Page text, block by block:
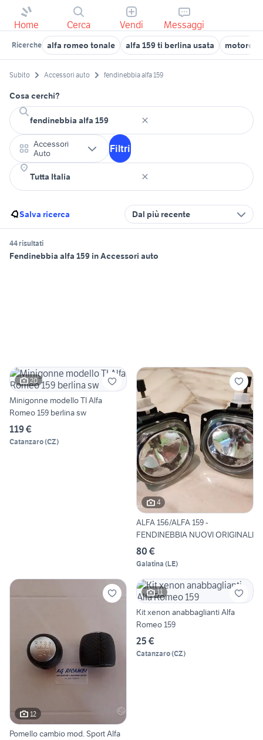
Home Cerca Vendi Messaggi
Ricerche alfa romeo tonale alfa 159 ti berlina usata motore
Subito Accessori auto fendinebbia alfa 159
Cosa cerchi?
Accessori
Auto
Filtri
Salva ricerca Dal più recente
44 risultati
Fendinebbia alfa 159 in Accessori auto
20
Minigonne modello TI Alfa
Romeo 159 berlina sw
119 €
Catanzaro(CZ)
4
ALFA 156/ALFA 159 -
FENDINEBBIA NUOVI ORIGINALI
80 €
Galatina (LE)
12
Pomello cambio mod. Sport Alfa
11
Kit xenon anabbaglianti Alfa
Romeo 159
25 €
Catanzaro(CZ)